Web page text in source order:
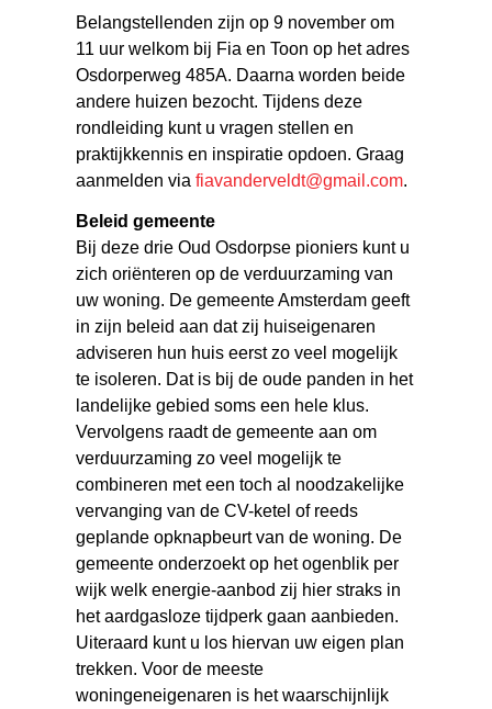
Belangstellenden zijn op 9 november om
11 uur welkom bij Fia en Toon op het adres
Osdorperweg 485A. Daarna worden beide
andere huizen bezocht. Tijdens deze
rondleiding kunt u vragen stellen en
praktijkkennis en inspiratie opdoen. Graag
aanmelden viafiavanderveldt@gmail.com.
Beleid gemeente
Bij deze drie Oud Osdorpse pioniers kunt u
zich oriënteren op de verduurzaming van
uw woning. De gemeente Amsterdam geeft
in zijn beleid aan dat zij huiseigenaren
adviseren hun huis eerst zo veel mogelijk
te isoleren. Dat is bij de oude panden in het
landelijke gebied soms een hele klus.
Vervolgens raadt de gemeente aan om
verduurzaming zo veel mogelijk te
combineren met een toch al noodzakelijke
vervanging van de CV-ketel of reeds
geplande opknapbeurt van de woning. De
gemeente onderzoekt op het ogenblik per
wijk welk energie-aanbod zij hier straks in
het aardgasloze tijdperk gaan aanbieden.
Uiteraard kunt u los hiervan uw eigen plan
trekken. Voor de meeste
woningeneigenaren is het waarschijnlijk